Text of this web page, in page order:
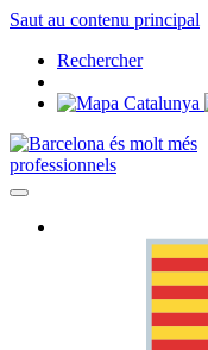
Saut au contenu principal
Rechercher
professionnels